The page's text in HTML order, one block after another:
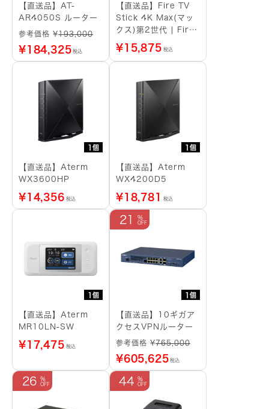
無
し
【直送品】AT-
AR4050S ルーター
参考価格 ¥193,000
¥184,325 税込
【直送品】Fire TV
Stick 4K Max(マッ
クス)第2世代 | Fire
TV Stick史上最もパ
ワフル | ストリーミ
¥15,875 税込
1個
【直送品】Aterm
WX3600HP
¥14,356 税込
1個
【直送品】Aterm
WX4200D5
¥18,781 税込
1個
【直送品】Aterm
MR10LN-SW
¥17,475 税込
1個
21
【直送品】10ギガア
クセスVPNルーター
参考価格 ¥765,000
¥605,625 税込
26 44